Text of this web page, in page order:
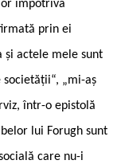
împotriva
prin ei
şi actele mele sunt
„mi-aș
într-o epistolă
lui Forugh sunt
care nu-i